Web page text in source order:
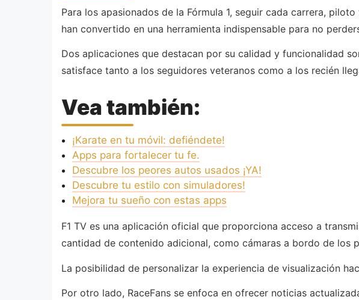
Para los apasionados de la Fórmula 1, seguir cada carrera,
han convertido en una herramienta indispensable para no
Dos aplicaciones que destacan por su calidad y funcionalidad
satisface tanto a los seguidores veteranos como a los recién
Vea también:
¡Karate en tu móvil: defiéndete!
Apps para fortalecer tu fe.
Descubre los peores autos usados ¡YA!
Descubre tu estilo con simuladores!
Mejora tu sueño con estas apps
F1 TV es una aplicación oficial que proporciona acceso a
cantidad de contenido adicional, como cámaras a bordo de los
La posibilidad de personalizar la experiencia de visualización
Por otro lado, RaceFans se enfoca en ofrecer noticias